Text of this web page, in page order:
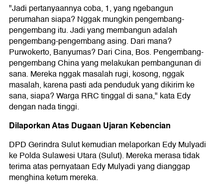
"Jadi pertanyaannya coba, 1, yang ngebangun
perumahan siapa? Nggak mungkin pengembang-
pengembang itu. Jadi yang membangun adalah
pengembang-pengembang asing. Dari mana?
Purwokerto, Banyumas? Dari Cina, Bos. Pengembang-
pengembang China yang melakukan pembangunan di
sana. Mereka nggak masalah rugi, kosong, nggak
masalah, karena pasti ada penduduk yang dikirim ke
sana, siapa? Warga RRC tinggal di sana," kata Edy
dengan nada tinggi.
Dilaporkan Atas Dugaan Ujaran Kebencian
DPD Gerindra Sulut kemudian melaporkan Edy Mulyadi
ke Polda Sulawesi Utara (Sulut). Mereka merasa tidak
terima atas pernyataan Edy Mulyadi yang dianggap
menghina ketum mereka.